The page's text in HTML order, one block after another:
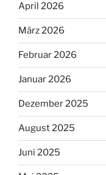
April 2026
März 2026
Februar 2026
Januar 2026
Dezember 2025
August 2025
Juni 2025